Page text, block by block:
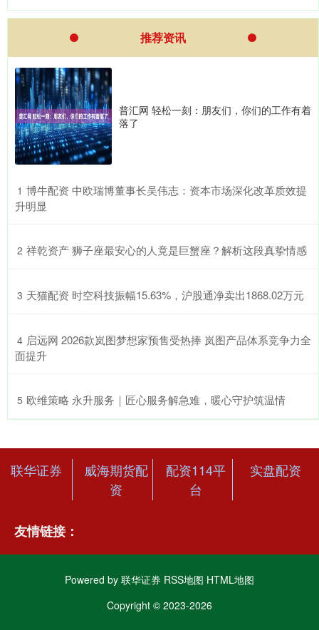
推荐资讯
普汇网 轻松一刻：朋友们，你们的工作有着
落了
1 ​博牛配资 中欧瑞博董事长吴伟志：资本市场深化改革质效提
升明显
2 ​祥乾资产 狮子座最安心的人竟是巨蟹座？解析这段真挚情感
3 ​天猫配资 时空科技振幅15.63%，沪股通净卖出1868.02万元
4 ​启远网 2026款岚图梦想家预售受热捧 岚图产品体系竞争力全
面提升
5 ​欧维策略 永升服务｜匠心服务解急难，暖心守护筑温情
联华证券
威海期货配
资
配资114平
台
实盘配资
友情链接：
Powered by 联华证券 RSS地图 HTML地图
Copyright © 2023-2026